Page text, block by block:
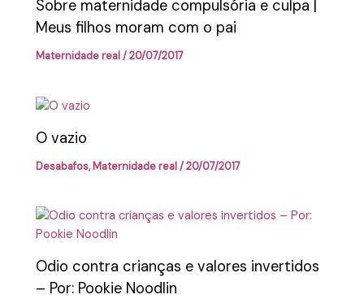
Sobre maternidade compulsória e culpa |
Meus filhos moram com o pai
Maternidade real/20/07/2017
O vazio
Desabafos,Maternidade real/20/07/2017
Odio contra crianças e valores invertidos
– Por: Pookie Noodlin